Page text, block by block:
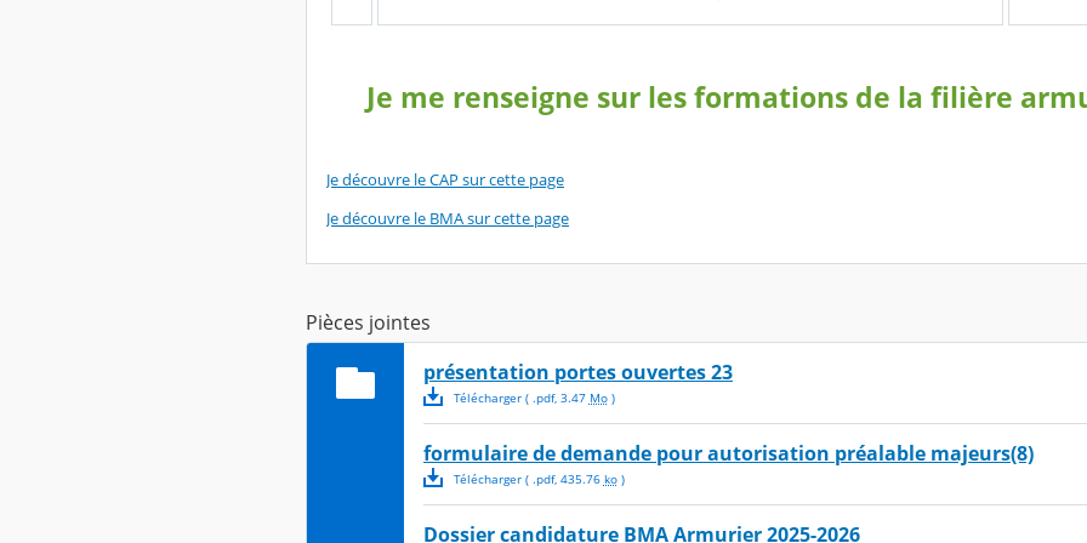
Je me renseigne sur les formations de la filière
Je découvre le CAP sur cette page
Je découvre le BMA sur cette page
Pièces jointes
présentation portes ouvertes 23
Télécharger( .pdf, 3.47 Mo)
formulaire de demande pour autorisation préalable majeurs(8)
Télécharger( .pdf, 435.76 ko)
Dossier candidature BMA Armurier 2025-2026